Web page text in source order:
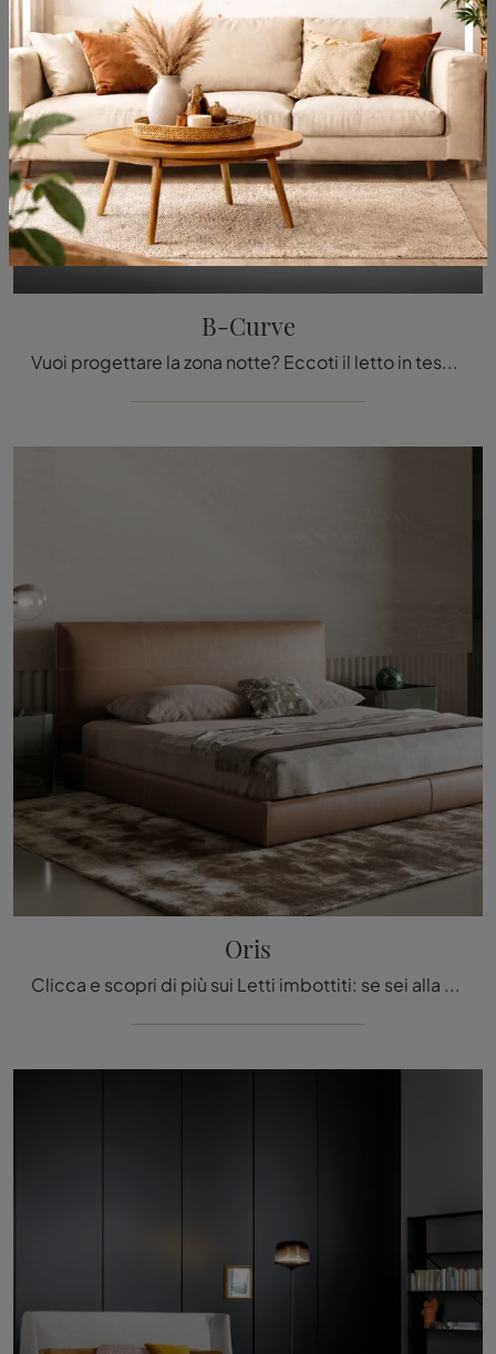
B-Curve
Vuoi progettare la zona notte? Eccoti il letto in tessuto B-Curve di Twils per spazi design.
Oris
Clicca e scopri di più sui Letti imbottiti: se sei alla ricerca di modelli matrimoniali design, il modello Oris Bonaldo fa per te.